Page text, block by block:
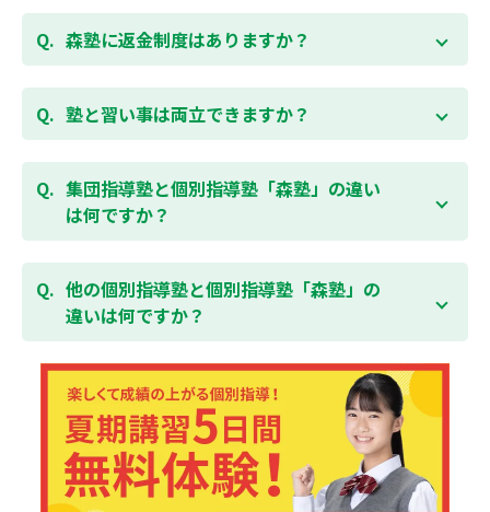
のが楽しくなります。
勉強が楽しくなるとテストの成績が上がり、テストの
様の成績アップを目指しましょう！まずは無料授業体
験を！
無料体験はこちら
各校舎に完備しています。
空いている時間があれば、学校の授業の予習や宿題、
森塾に返金制度はありますか？
森塾では保護者様に「安心して」入塾をご検討いただ
くために、ご入塾後4回授業を受けられるまでに入塾
「全額」を返金させていただく「返金制度」をご用意
しております。
塾と習い事は両立できますか？
森塾は個別指導ですので、時間や曜日を自由に選択す
ることができます。そのため、部活やすでにお通いの
習い事などと無理なく両立することができます。
集団指導塾と個別指導塾「森塾」の違い
は何ですか？
集団指導塾は多人数の生徒に対して授業を行う学校の
授業と似たスタイルでの指導となりますが、個別指導
塾の森塾は一人ひとりの学習スピードに合わせて個別
に指導します。
他の個別指導塾と個別指導塾「森塾」の
違いは何ですか？
個別指導塾の森塾は、「先生1人に生徒2人まで」の個
別指導で、「1科目＋20点の成績保証」が大評判の塾
です。しかも、「保護者様にも安心の授業料」で、多
くの保護者様からご好評いただいております。